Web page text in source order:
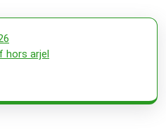
hors arjel